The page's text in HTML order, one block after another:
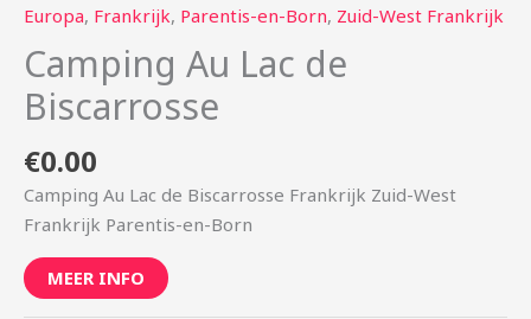
Europa, Frankrijk, Parentis-en-Born, Zuid-West Frankrijk
Camping Au Lac de
Biscarrosse
€0.00
Camping Au Lac de Biscarrosse Frankrijk Zuid-West
Frankrijk Parentis-en-Born
MEER INFO